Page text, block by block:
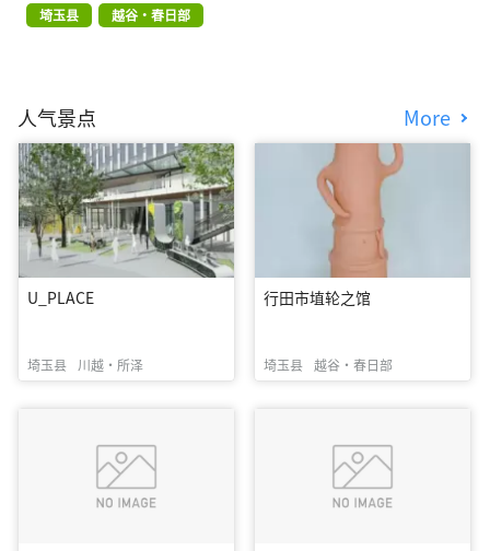
埼玉县
越谷・春日部
人气景点 More
U_PLACE
埼玉县 川越・所泽
行田市埴轮之馆
埼玉县 越谷・春日部